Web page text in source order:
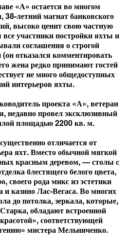
«А» остается во многом
38-летний магнат банковского
высоко ценит свою частную
участники постройки яхты и
соглашения о строгой
отказался комментировать
жена редко принимают гостей
не много общедоступных
интерьеров яхты.
проекта «А», ветеран
недавно провел эксклюзивный
площадью 2200 кв. м.
отличается от
яхт. Вместо обычной мягкой
красным деревом, — столы с
блестящего белого цвета,
своего рода микс из эстетики
и казино Лас-Вегаса. Во многих
до потолка, зеркала, которые,
обладают встроенной
соответствующей
мистера Мельниченко.